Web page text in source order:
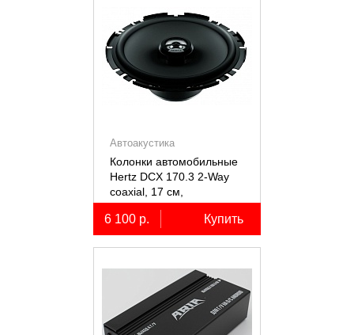
Автоакустика
Колонки автомобильные
Hertz DCX 170.3 2-Way
coaxial, 17 см,
коаксиальные
двухполосные, 2 шт.
6 100 р. Купить